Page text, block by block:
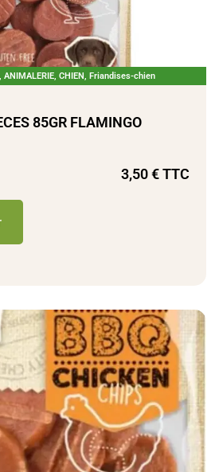
ANIMALERIE, CHIEN, Friandises-chien
85GR FLAMINGO
3,50€TTC